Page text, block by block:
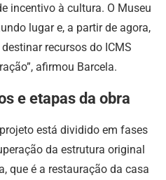
incentivo à cultura. O Museu
lugar e, a partir de agora,
recursos do ICMS
afirmou Barcela.
e etapas da obra
está dividido em fases
da estrutura original
que é a restauração da casa